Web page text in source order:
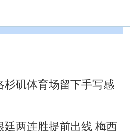
杉矶体育场留下手写感
廷两连胜提前出线 梅西